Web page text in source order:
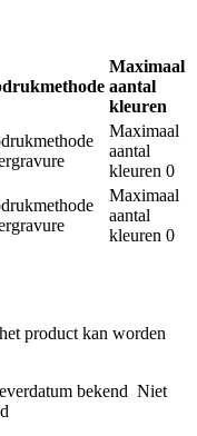
Maximaal
aantal
kleuren
Maximaal
aantal
kleuren 0
Maximaal
aantal
kleuren 0
product kan worden
bekend Niet